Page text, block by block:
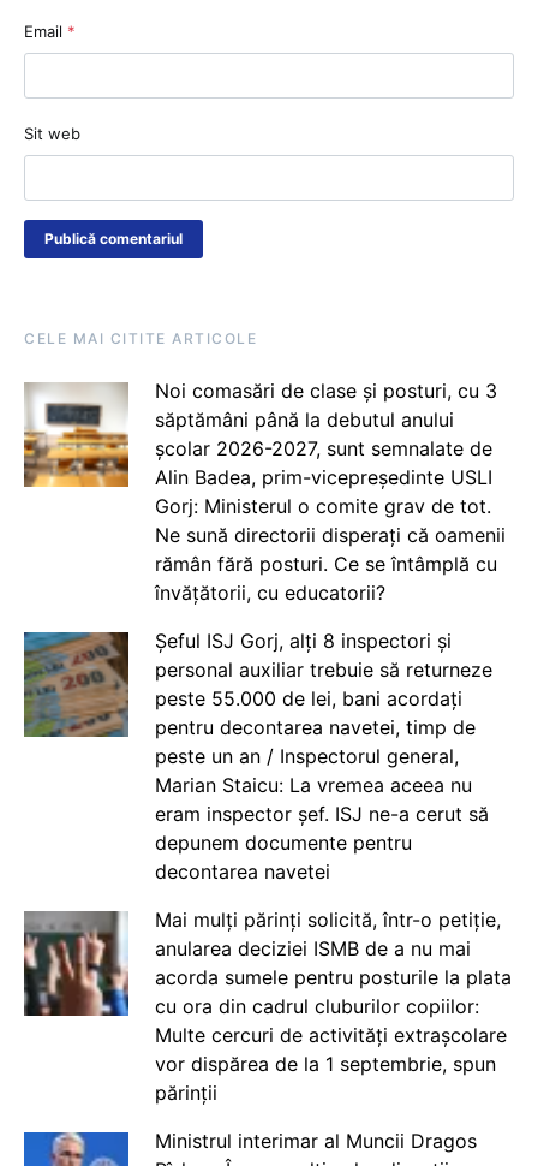
Email *
Sit web
CELE MAI CITITE ARTICOLE
Noi comasări de clase și posturi, cu 3
săptămâni până la debutul anului
școlar 2026-2027, sunt semnalate de
Alin Badea, prim-vicepreședinte USLI
Gorj: Ministerul o comite grav de tot.
Ne sună directorii disperați că oamenii
rămân fără posturi. Ce se întâmplă cu
învățătorii, cu educatorii?
Șeful ISJ Gorj, alți 8 inspectori și
personal auxiliar trebuie să returneze
peste 55.000 de lei, bani acordați
pentru decontarea navetei, timp de
peste un an / Inspectorul general,
Marian Staicu: La vremea aceea nu
eram inspector șef. ISJ ne-a cerut să
depunem documente pentru
decontarea navetei
Mai mulți părinți solicită, într-o petiție,
anularea deciziei ISMB de a nu mai
acorda sumele pentru posturile la plata
cu ora din cadrul cluburilor copiilor:
Multe cercuri de activități extrașcolare
vor dispărea de la 1 septembrie, spun
părinții
Ministrul interimar al Muncii Dragos